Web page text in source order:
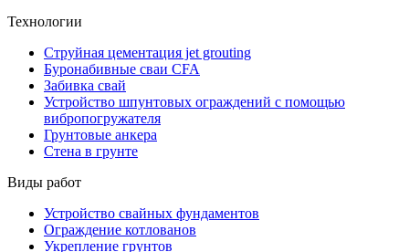
Технологии
Струйная цементация jet grouting
Буронабивные сваи CFA
Забивка свай
Устройство шпунтовых ограждений с помощью
вибропогружателя
Грунтовые анкера
Стена в грунте
Виды работ
Устройство свайных фундаментов
Ограждение котлованов
Укрепление грунтов